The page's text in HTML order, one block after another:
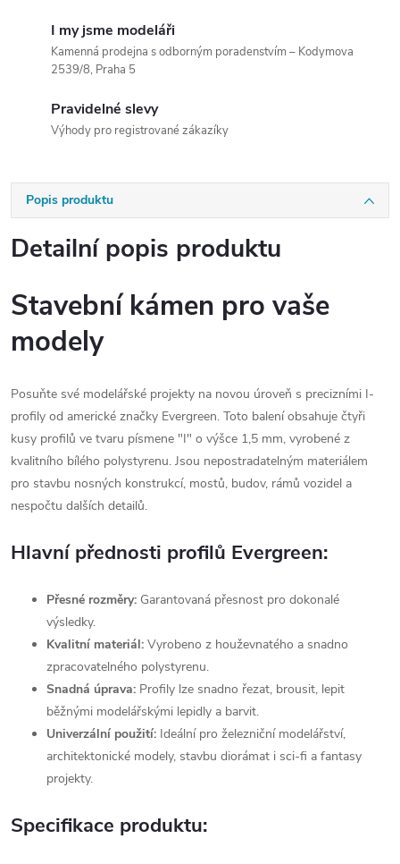
I my jsme modeláři
Kamenná prodejna s odborným poradenstvím – Kodymova
2539/8, Praha 5
Pravidelné slevy
Výhody pro registrované zákazíky
Popis produktu
Detailní popis produktu
Stavební kámen pro vaše
modely
Posuňte své modelářské projekty na novou úroveň s precizními I-
profily od americké značky Evergreen. Toto balení obsahuje čtyři
kusy profilů ve tvaru písmene "I" o výšce 1,5 mm, vyrobené z
kvalitního bílého polystyrenu. Jsou nepostradatelným materiálem
pro stavbu nosných konstrukcí, mostů, budov, rámů vozidel a
nespočtu dalších detailů.
Hlavní přednosti profilů Evergreen:
Přesné rozměry: Garantovaná přesnost pro dokonalé
výsledky.
Kvalitní materiál: Vyrobeno z houževnatého a snadno
zpracovatelného polystyrenu.
Snadná úprava: Profily lze snadno řezat, brousit, lepit
běžnými modelářskými lepidly a barvit.
Univerzální použití: Ideální pro železniční modelářství,
architektonické modely, stavbu diorámat i sci-fi a fantasy
projekty.
Specifikace produktu: